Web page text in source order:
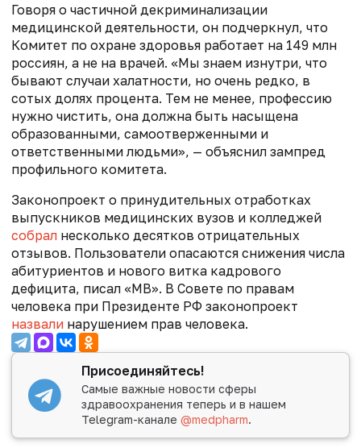
Говоря о частичной декриминализации
медицинской деятельности, он подчеркнул, что
Комитет по охране здоровья работает на 149 млн
россиян, а не на врачей. «Мы знаем изнутри, что
бывают случаи халатности, но очень редко, в
сотых долях процента. Тем не менее, профессию
нужно чистить, она должна быть насыщена
образованными, самоотверженными и
ответственными людьми», — объяснил зампред
профильного комитета.
Законопроект о принудительных отработках
выпускников медицинских вузов и колледжей
собрал несколько десятков отрицательных
отзывов. Пользователи опасаются снижения числа
абитуриентов и нового витка кадрового
дефицита, писал «МВ». В Совете по правам
человека при Президенте РФ законопроект
назвали нарушением прав человека.
Присоединяйтесь!
Самые важные новости сферы
здравоохранения теперь и в нашем
Telegram-канале@medpharm.